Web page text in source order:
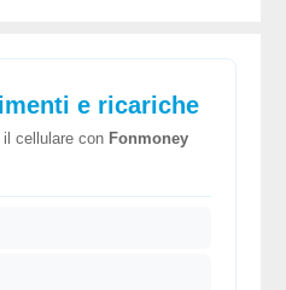
e ricariche
il cellulare con Fonmoney